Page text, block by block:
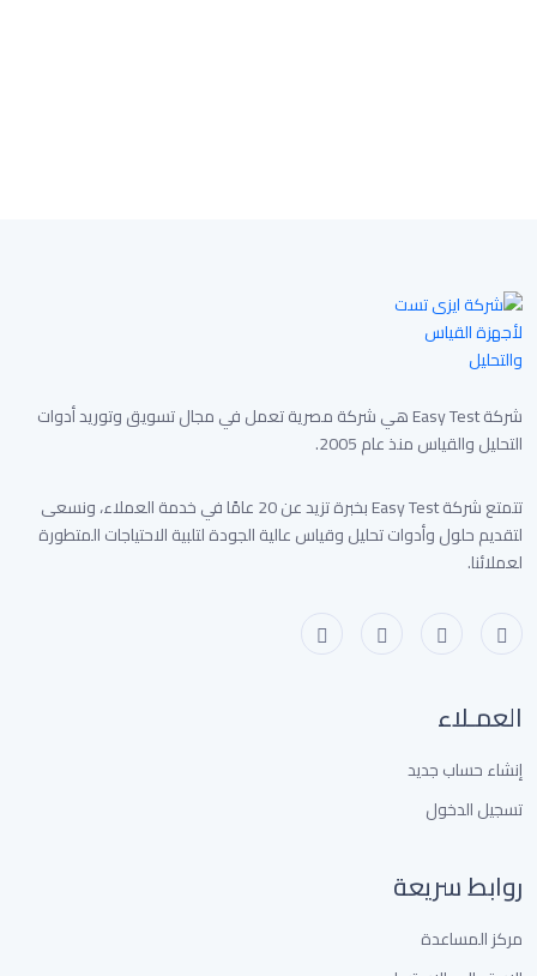
شركة Easy Test هي شركة مصرية تعمل في مجال تسويق وتوريد أدوات
التحليل والقياس منذ عام 2005.
تتمتع شركة Easy Test بخبرة تزيد عن 20 عامًا في خدمة العملاء، ونسعى
لتقديم حلول وأدوات تحليل وقياس عالية الجودة لتلبية الاحتياجات المتطورة
لعملائنا.
العمـلاء
إنشاء حساب جديد
تسجيل الدخول
روابط سريعة
مركز المساعدة